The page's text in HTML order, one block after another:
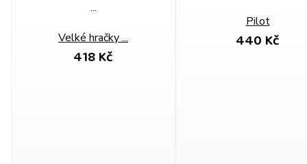
Velké hračky ...
418 Kč
Pilot
440 Kč